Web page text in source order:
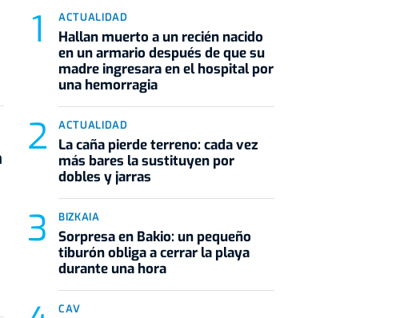
ACTUALIDAD
Hallan muerto a un recién nacido
en un armario después de que su
madre ingresara en el hospital por
una hemorragia
ACTUALIDAD
La caña pierde terreno: cada vez
más bares la sustituyen por
dobles y jarras
BIZKAIA
Sorpresa en Bakio: un pequeño
tiburón obliga a cerrar la playa
durante una hora
CAV